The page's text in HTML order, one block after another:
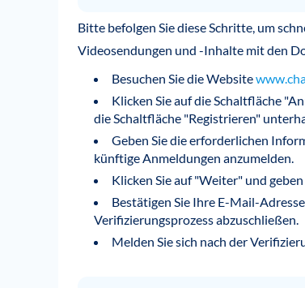
Bitte befolgen Sie diese Schritte, um
Videosendungen und -Inhalte mit den
Besuchen Sie die Website
Klicken Sie auf die Schaltfläche
die Schaltfläche "Registrieren"
Geben Sie die erforderlichen
künftige Anmeldungen anzumelden.
Klicken Sie auf "Weiter" und
Bestätigen Sie Ihre E-Mail-
Verifizierungsprozess abzuschließen.
Melden Sie sich nach der